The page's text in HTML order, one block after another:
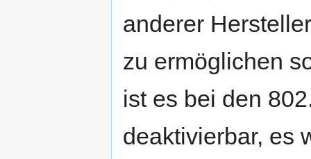
anderer
zu ermöglichen
ist es bei den
deaktivierbar, es